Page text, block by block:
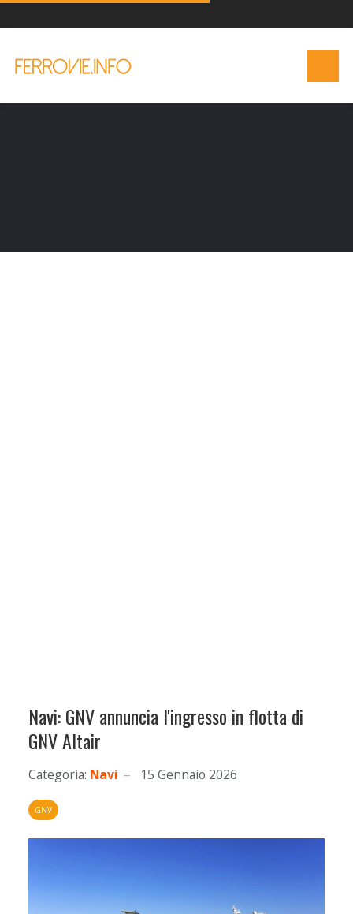
Navi: GNV annuncia l'ingresso in flotta di
GNV Altair
Categoria: Navi 15 Gennaio 2026
GNV